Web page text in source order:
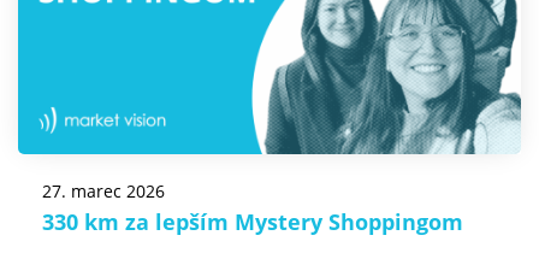
27. marec 2026
330 km za lepším Mystery Shoppingom